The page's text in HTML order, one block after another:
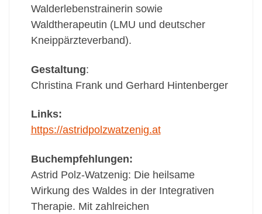
Walderlebenstrainerin sowie
Waldtherapeutin (LMU und deutscher
Kneippärzteverband).
Gestaltung:
Christina Frank und Gerhard Hintenberger
Links:
https://astridpolzwatzenig.at
Buchempfehlungen:
Astrid Polz-Watzenig: Die heilsame
Wirkung des Waldes in der Integrativen
Therapie. Mit zahlreichen